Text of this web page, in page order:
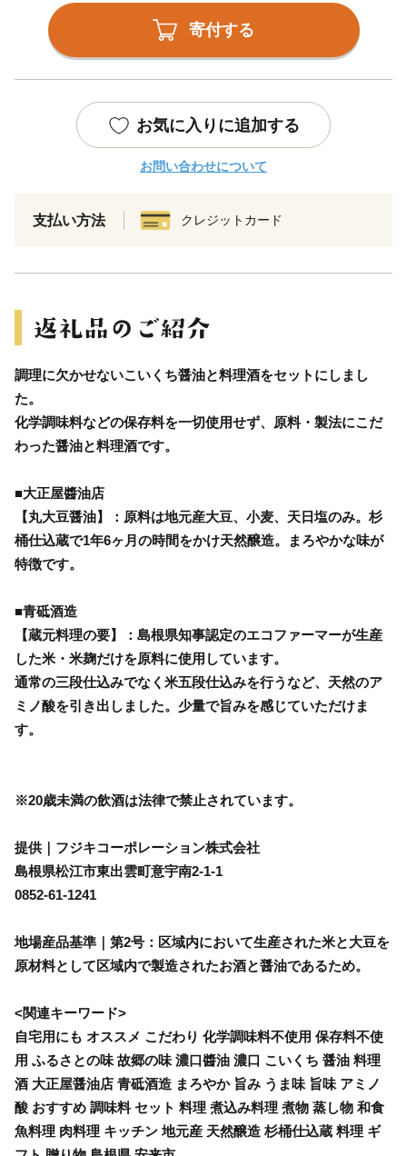
寄付する
お気に入りに追加する
お問い合わせについて
支払い方法 クレジットカード
調理に欠かせないこいくち醤油と料理酒をセットにしまし
た。
化学調味料などの保存料を一切使用せず、原料・製法にこだ
わった醤油と料理酒です。
■大正屋醬油店
【丸大豆醤油】：原料は地元産大豆、小麦、天日塩のみ。杉
桶仕込蔵で1年6ヶ月の時間をかけ天然醸造。まろやかな味が
特徴です。
■青砥酒造
【蔵元料理の要】：島根県知事認定のエコファーマーが生産
した米・米麹だけを原料に使用しています。
通常の三段仕込みでなく米五段仕込みを行うなど、天然のア
ミノ酸を引き出しました。少量で旨みを感じていただけま
す。
※20歳未満の飲酒は法律で禁止されています。
提供｜フジキコーポレーション株式会社
島根県松江市東出雲町意宇南2-1-1
0852-61-1241
地場産品基準｜第2号：区域内において生産された米と大豆を
原材料として区域内で製造されたお酒と醤油であるため。
<関連キーワード>
自宅用にも オススメ こだわり 化学調味料不使用 保存料不使
用 ふるさとの味 故郷の味 濃口醬油 濃口 こいくち 醤油 料理
酒 大正屋醤油店 青砥酒造 まろやか 旨み うま味 旨味 アミノ
酸 おすすめ 調味料 セット 料理 煮込み料理 煮物 蒸し物 和食
魚料理 肉料理 キッチン 地元産 天然醸造 杉桶仕込蔵 料理 ギ